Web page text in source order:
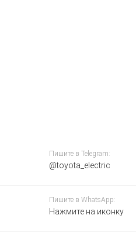
Пишите в Telegram:
@toyota_electric
Пишите в WhatsApp:
Нажмите на иконку